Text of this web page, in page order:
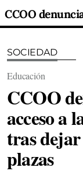
SOCIEDAD
Educación
CCOO
acceso a
tras dejar
plazas